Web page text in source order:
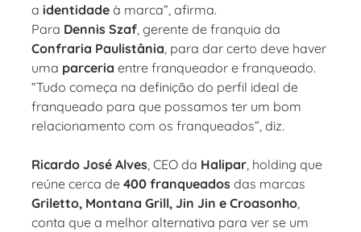
a identidade à marca”, afirma.
Para Dennis Szaf , gerente de franquia da
Confraria Paulistânia , para dar certo deve haver
uma parceria entre franqueador e franqueado.
“Tudo começa na definição do perfil ideal de
franqueado para que possamos ter um bom
relacionamento com os franqueados”, diz.
Ricardo José Alves , CEO da Halipar , holding que
reúne cerca de 400 franqueados das marcas
Griletto, Montana Grill, Jin Jin e Croasonho
conta que a melhor alternativa para ver se um